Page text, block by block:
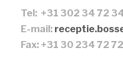
Tel: +31 302 34 72
E-mail:
Fax: +31 30 234 72 72